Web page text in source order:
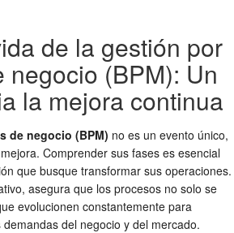
de la gestión por
negocio (BPM): Un
la mejora continua
de negocio (BPM) no es un evento único,
Comprender sus fases es esencial
que busque transformar sus operaciones.
asegura que los procesos no solo se
evolucionen constantemente para
del negocio y del mercado.